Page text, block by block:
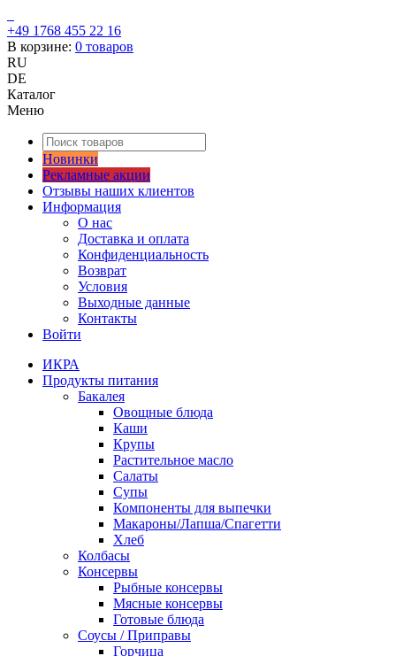
+49 1768 455 22 16
В корзине: 0 товаров
RU
DE
Каталог
Меню
Новинки
Рекламные акции
Отзывы наших клиентов
Информация
О нас
Доставка и оплата
Конфиденциальность
Возврат
Условия
Выходные данные
Контакты
Войти
ИКРА
Продукты питания
Бакалея
Овощные блюда
Каши
Крупы
Растительное масло
Салаты
Супы
Компоненты для выпечки
Макароны/Лапша/Спагетти
Хлеб
Колбасы
Консервы
Рыбные консервы
Мясные консервы
Готовые блюда
Соусы / Приправы
Горчица